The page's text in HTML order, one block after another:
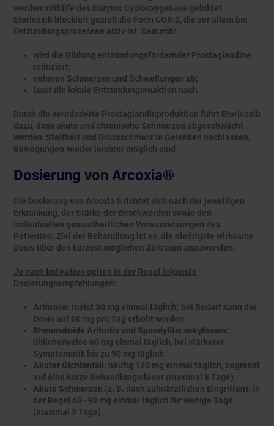
werden mithilfe des Enzyms Cyclooxygenase gebildet.
Etoricoxib blockiert gezielt die Form COX-2, die vor allem bei
Entzündungsprozessen aktiv ist. Dadurch:
wird die Bildung entzündungsfördernder Prostaglandine
reduziert;
nehmen Schmerzen und Schwellungen ab;
lässt die lokale Entzündungsreaktion nach.
Durch die verminderte Prostaglandinproduktion führt Etoricoxib
dazu, dass akute und chronische Schmerzen abgeschwächt
werden, Steifheit und Druckschmerz in Gelenken nachlassen,
Bewegungen wieder leichter möglich sind.
Dosierung von Arcoxia®
Die Dosierung von Arcoxia® richtet sich nach der jeweiligen
Erkrankung, der Stärke der Beschwerden sowie den
individuellen gesundheitlichen Voraussetzungen des
Patienten. Ziel der Behandlung ist es, die niedrigste wirksame
Dosis über den kürzest möglichen Zeitraum anzuwenden.
Je nach Indikation gelten in der Regel folgende
Dosierungsempfehlungen:
Arthrose: meist 30 mg einmal täglich; bei Bedarf kann die
Dosis auf 60 mg pro Tag erhöht werden.
Rheumatoide Arthritis und Spondylitis ankylosans:
üblicherweise 60 mg einmal täglich, bei stärkerer
Symptomatik bis zu 90 mg täglich.
Akuter Gichtanfall: häufig 120 mg einmal täglich, begrenzt
auf eine kurze Behandlungsdauer (maximal 8 Tage).
Akute Schmerzen (z. B. nach zahnärztlichen Eingriffen): in
der Regel 60–90 mg einmal täglich für wenige Tage
(maximal 3 Tage).